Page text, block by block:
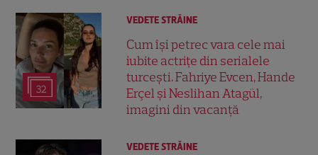
32
VEDETE STRĂINE
Cum își petrec vara cele mai
iubite actrițe din serialele
turcești. Fahriye Evcen, Hande
Erçel și Neslihan Atagül,
imagini din vacanță
VEDETE STRĂINE